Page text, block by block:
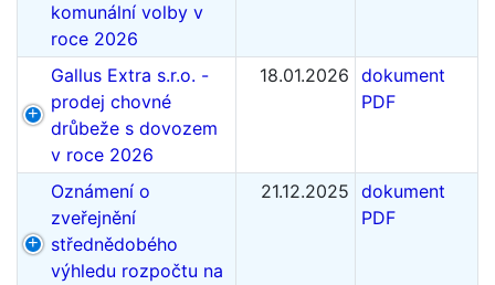
komunální volby v
roce 2026
Gallus Extra s.r.o. -
prodej chovné
drůbeže s dovozem
v roce 2026
18.01.2026 dokument
PDF
Oznámení o
zveřejnění
střednědobého
výhledu rozpočtu na
21.12.2025 dokument
PDF